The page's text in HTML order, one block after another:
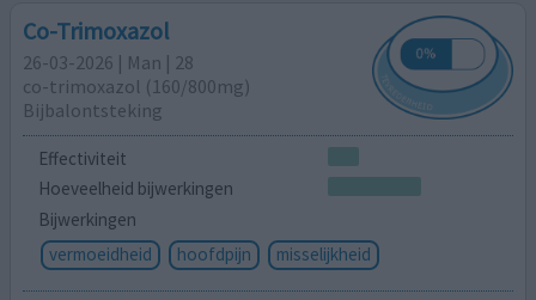
Co-Trimoxazol
26-03-2026 | Man | 28
co-trimoxazol (160/800mg)
Bijbalontsteking
Effectiviteit
Hoeveelheid bijwerkingen
Bijwerkingen
vermoeidheid
hoofdpijn misselijkheid